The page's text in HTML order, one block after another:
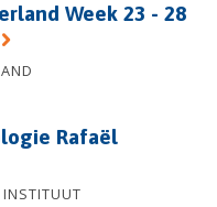
Week 23 - 28
Rafaël
INSTITUUT